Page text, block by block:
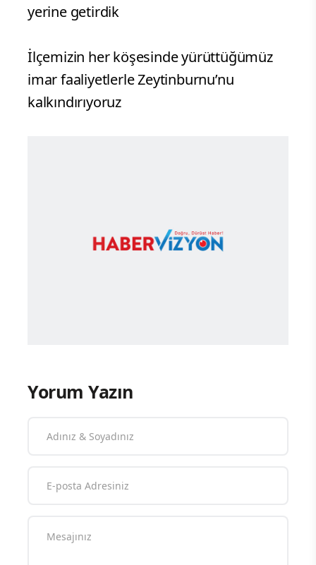
yerine getirdik
İlçemizin her köşesinde yürüttüğümüz
imar faaliyetlerle Zeytinburnu’nu
kalkındırıyoruz
Yorum Yazın